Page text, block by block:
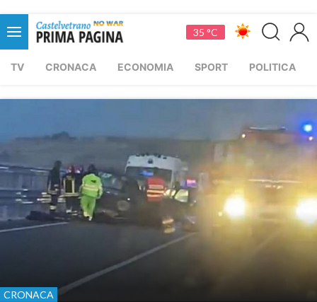
35 °C
TV CRONACA ECONOMIA SPORT POLITICA
CRONACA